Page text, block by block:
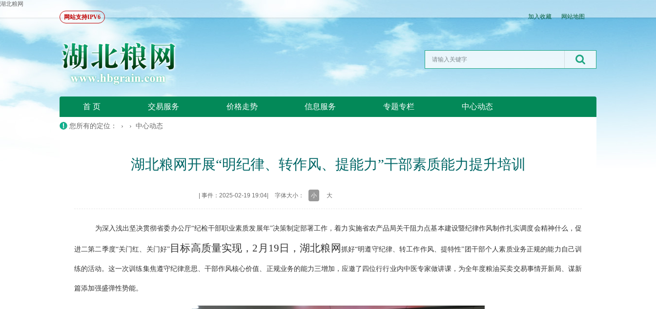
湖北粮网
网站支持IPV6
加入收藏 网站地图
首 页 交易服务 价格走势 信息服务 专题专栏 中心动态
您所有的定位： › › 中心动态
湖北粮网开展“明纪律、转作风、提能力”干部素质能力提升培训
事件：2025-02-19 19:04 字体大小： 小 大
为深入浅出坚决贯彻省委办公厅“纪检干部职业素质发展年”决策制定部署工作，着力实施省农产品局关干阻力点基本建设暨纪律作风制作扎实调度会精神什么，促
进二第二季度“关门红、关门好” 目标高质量实现， 2月19日，湖北粮网 抓好“明遵守纪律、转工作作风、提特性”团干部个人素质业务正规的能力自己训
练的活动。这一次训练集焦遵守纪律意思、干部作风核心价值、正规业务的能力三增加，应邀了四位行行业内中医专家做讲课，为全年度粮油买卖交易事情开新局、谋新
篇添加强盛弹性势能。